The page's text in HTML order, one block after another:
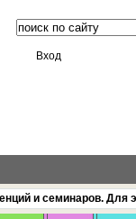
Вход
Для